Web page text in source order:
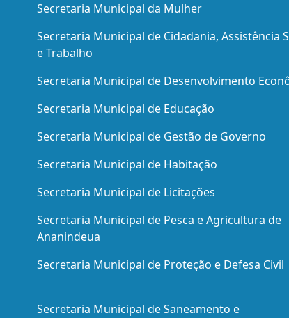
Secretaria Municipal da Mulher
Secretaria Municipal de Cidadania, Assistência
e Trabalho
Secretaria Municipal de Desenvolvimento
Secretaria Municipal de Educação
Secretaria Municipal de Gestão de Governo
Secretaria Municipal de Habitação
Secretaria Municipal de Licitações
Secretaria Municipal de Pesca e Agricultura de
Ananindeua
Secretaria Municipal de Proteção e Defesa Civil
Secretaria Municipal de Saneamento e